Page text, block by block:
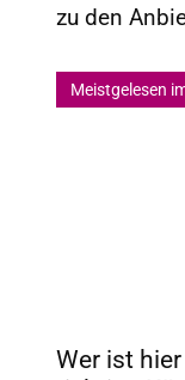
zu den
Meistgelesen
Wer ist